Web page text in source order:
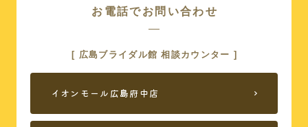
来店予約
お電話でお問い合わせ
[ 広島ブライダル館 相談カウンター ]
イオンモール広島府中店